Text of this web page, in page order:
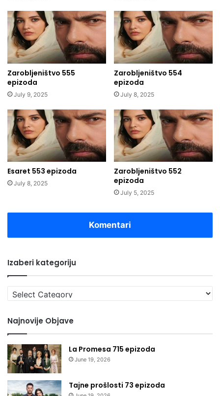
Zarobljeništvo 555
epizoda
July 9, 2025
Zarobljeništvo 554
epizoda
July 8, 2025
Esaret 553 epizoda
July 8, 2025
Zarobljeništvo 552
epizoda
July 5, 2025
Komentari
Izaberi kategoriju
Izaberi
kategoriju
Najnovije Objave
La Promesa 715 epizoda
June 19, 2026
Tajne prošlosti 73 epizoda